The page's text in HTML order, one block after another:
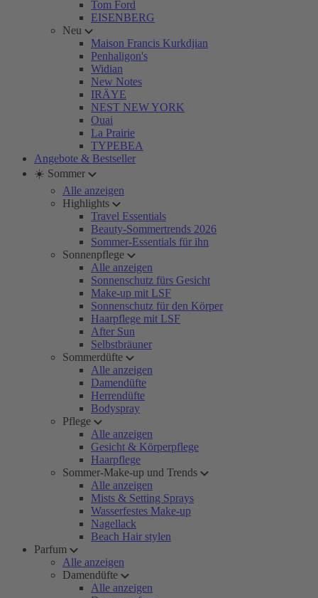
Tom Ford
EISENBERG
Neu
Maison Francis Kurkdjian
Penhaligon's
Widian
New Notes
IRÄYE
NEST NEW YORK
Ouai
La Prairie
TYPEBEA
Angebote & Bestseller
☀️ Sommer
Alle anzeigen
Highlights
Travel Essentials
Beauty-Sommertrends 2026
Sommer-Essentials für ihn
Sonnenpflege
Alle anzeigen
Sonnenschutz fürs Gesicht
Make-up mit LSF
Sonnenschutz für den Körper
Haarpflege mit LSF
After Sun
Selbstbräuner
Sommerdüfte
Alle anzeigen
Damendüfte
Herrendüfte
Bodyspray
Pflege
Alle anzeigen
Gesicht & Körperpflege
Haarpflege
Sommer-Make-up und Trends
Alle anzeigen
Mists & Setting Sprays
Wasserfestes Make-up
Nagellack
Beach Hair stylen
Parfum
Alle anzeigen
Damendüfte
Alle anzeigen